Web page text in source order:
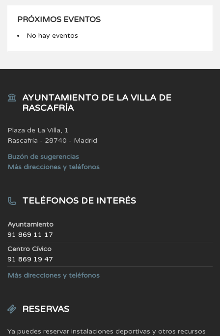
PRÓXIMOS EVENTOS
No hay eventos
AYUNTAMIENTO DE LA VILLA DE
RASCAFRÍA
Plaza de La Villa, 1
Rascafría - 28740 - Madrid
Buzón de sugerencias
Más direcciones y teléfonos
TELÉFONOS DE INTERÉS
Ayuntamiento
91 869 11 17
Centro Cívico
91 869 19 47
Más direcciones y teléfonos
RESERVAS
Ya puedes reservar instalaciones deportivas y otros recursos